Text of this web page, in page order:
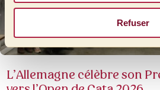
Refuser
L’Allemagne célèbre son